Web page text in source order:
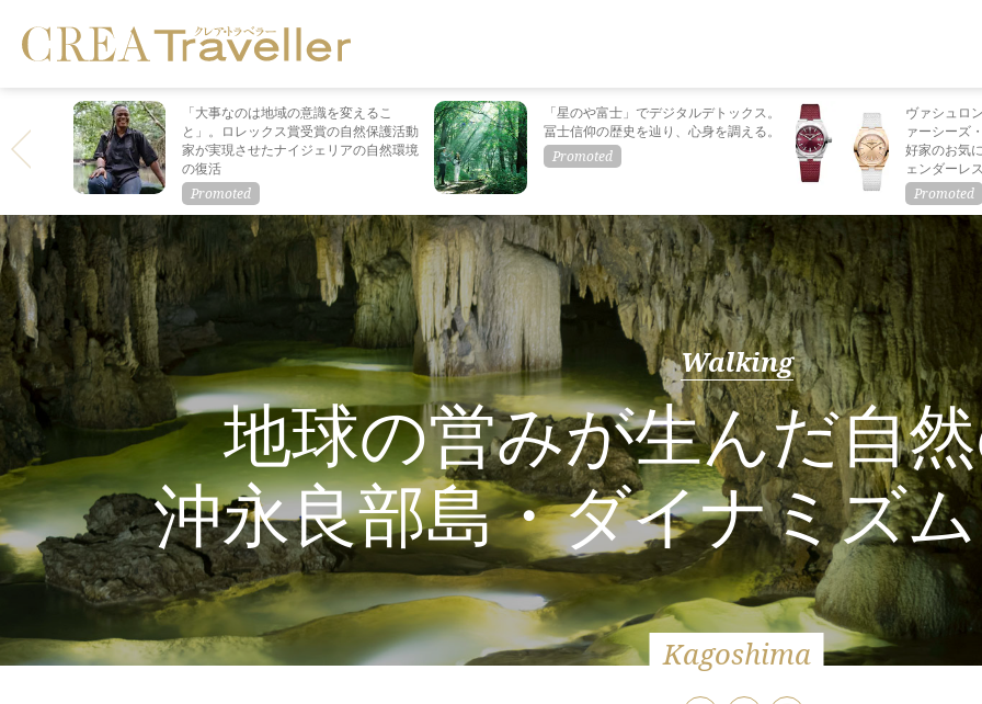
「大事なのは地域の意識を変えるこ
と」。ロレックス賞受賞の自然保護活動
家が実現させたナイジェリアの自然環境
の復活
「星のや富士」でデジタルデトックス。
冨士信仰の歴史を辿り、心身を調える。
ヴァシュロ
ァーシーズ
好家のお気
ェンダーレ
Walking
地球の営みが生んだ自
沖永良部島・ダイナミズ
Kagoshima